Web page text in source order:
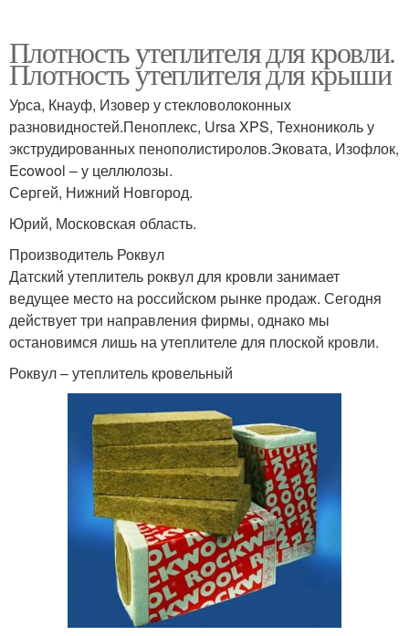
Плотность утеплителя для кровли.
Плотность утеплителя для крыши
Урса, Кнауф, Изовер у стекловолоконных
разновидностей.Пеноплекс, Ursa XPS, Технониколь у
экструдированных пенополистиролов.Эковата, Изофлок,
Ecowool – у целлюлозы.
Сергей, Нижний Новгород.
Юрий, Московская область.
Производитель Роквул
Датский утеплитель роквул для кровли занимает
ведущее место на российском рынке продаж. Сегодня
действует три направления фирмы, однако мы
остановимся лишь на утеплителе для плоской кровли.
Роквул – утеплитель кровельный